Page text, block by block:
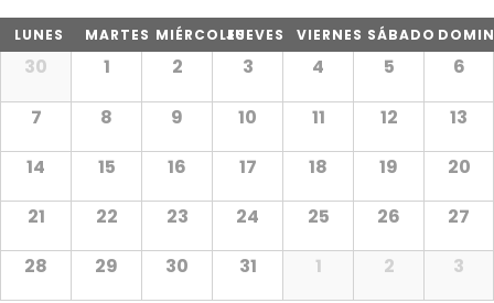
LUNES MARTES MIÉRCOLESJUEVES VIERNES SÁBADO
30 1 2 3 4 5
6
7
8 9 10 11 12
13
14
15 16 17 18 19
20
21
22 23 24 25 26
27
28
29 30 31 1 2 3